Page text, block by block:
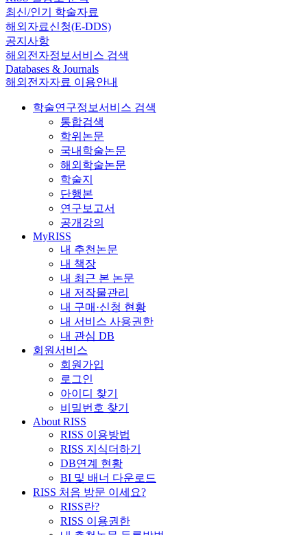
최신/인기 학술자료
해외자료신청(E-DDS)
공지사항
해외전자정보서비스 검색
Databases & Journals
해외전자자료 이용안내
학술연구정보서비스 검색
통합검색
학위논문
국내학술논문
해외학술논문
학술지
단행본
연구보고서
공개강의
MyRISS
내 추천논문
내 책장
내 최근 본 논문
내 저작물관리
내 구매·신청 현황
내 서비스 사용권한
내 관심 DB
회원서비스
회원가입
로그인
아이디 찾기
비밀번호 찾기
About RISS
RISS 이용방법
RISS 지식더하기
DB연계 현황
BI 및 배너 다운로드
RISS 처음 방문 이세요?
RISS란?
RISS 이용권한